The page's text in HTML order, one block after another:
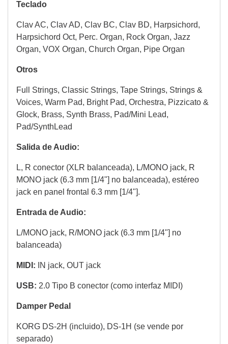
Teclado
Clav AC, Clav AD, Clav BC, Clav BD, Harpsichord,
Harpsichord Oct, Perc. Organ, Rock Organ, Jazz
Organ, VOX Organ, Church Organ, Pipe Organ
Otros
Full Strings, Classic Strings, Tape Strings, Strings &
Voices, Warm Pad, Bright Pad, Orchestra, Pizzicato &
Glock, Brass, Synth Brass, Pad/Mini Lead,
Pad/SynthLead
Salida de Audio:
L, R conector (XLR balanceada), L/MONO jack, R
MONO jack (6.3 mm [1/4"] no balanceada), estéreo
jack en panel frontal 6.3 mm [1/4"].
Entrada de Audio:
L/MONO jack, R/MONO jack (6.3 mm [1/4"] no
balanceada)
MIDI: IN jack, OUT jack
USB: 2.0 Tipo B conector (como interfaz MIDI)
Damper Pedal
KORG DS-2H (incluido), DS-1H (se vende por
separado)